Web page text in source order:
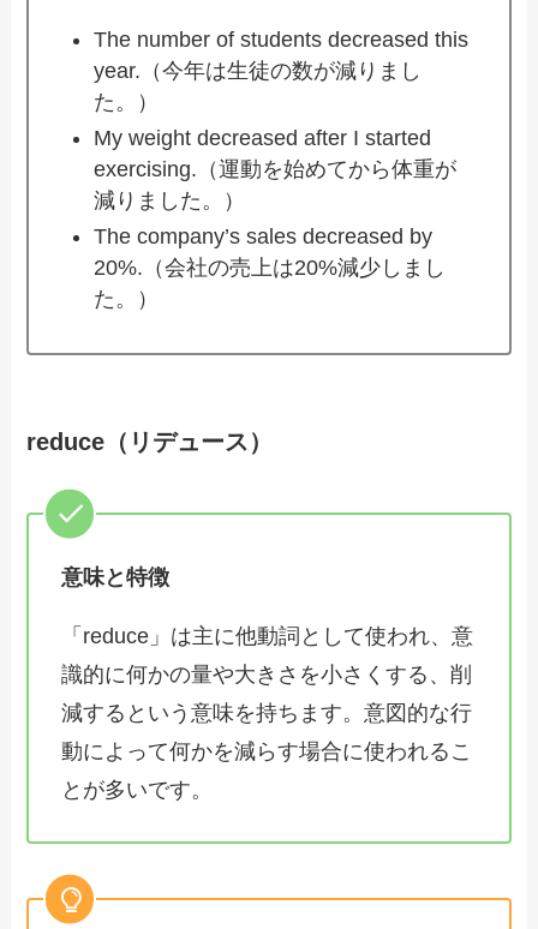
The number of students decreased this
year.（今年は生徒の数が減りまし
た。）
My weight decreased after I started
exercising.（運動を始めてから体重が
減りました。）
The company’s sales decreased by
20%.（会社の売上は20%減少しまし
た。）
reduce（リデュース）
意味と特徴
「reduce」は主に他動詞として使われ、意
識的に何かの量や大きさを小さくする、削
減するという意味を持ちます。意図的な行
動によって何かを減らす場合に使われるこ
とが多いです。